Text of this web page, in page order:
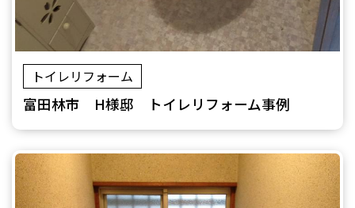
トイレリフォーム
富田林市 H様邸 トイレリフォーム事例